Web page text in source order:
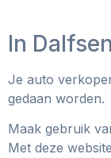
In
Je auto
gedaan worden.
Maak gebruik
Met deze